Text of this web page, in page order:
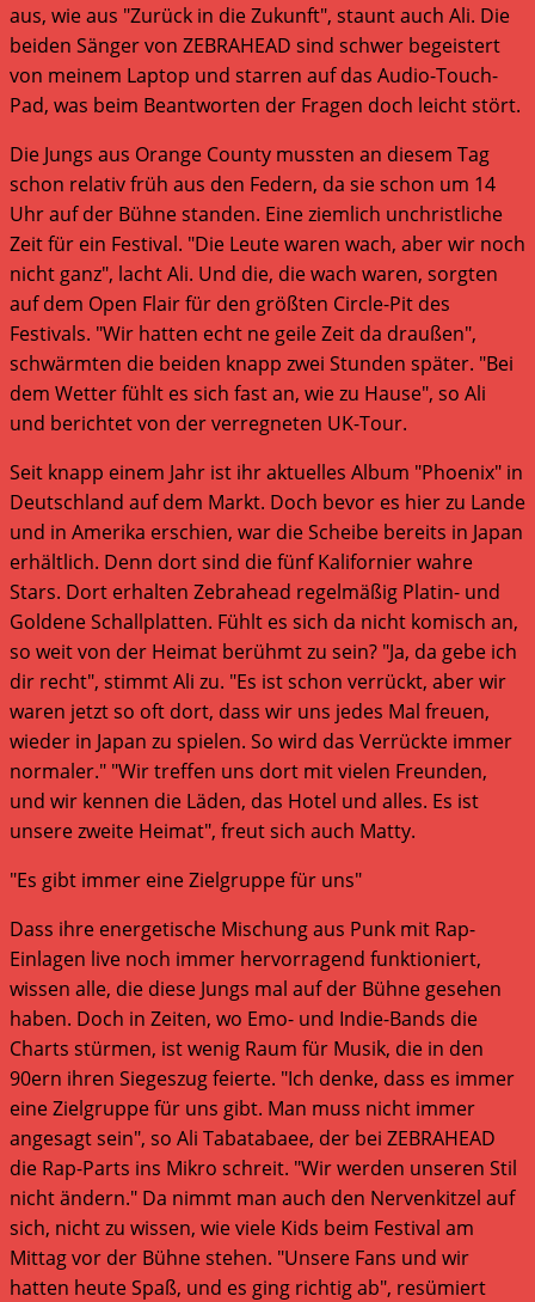
aus, wie aus "Zurück in die Zukunft", staunt auch Ali. Die
beiden Sänger von ZEBRAHEAD sind schwer begeistert
von meinem Laptop und starren auf das Audio-Touch-
Pad, was beim Beantworten der Fragen doch leicht stört.
Die Jungs aus Orange County mussten an diesem Tag
schon relativ früh aus den Federn, da sie schon um 14
Uhr auf der Bühne standen. Eine ziemlich unchristliche
Zeit für ein Festival. "Die Leute waren wach, aber wir noch
nicht ganz", lacht Ali. Und die, die wach waren, sorgten
auf dem Open Flair für den größten Circle-Pit des
Festivals. "Wir hatten echt ne geile Zeit da draußen",
schwärmten die beiden knapp zwei Stunden später. "Bei
dem Wetter fühlt es sich fast an, wie zu Hause", so Ali
und berichtet von der verregneten UK-Tour.
Seit knapp einem Jahr ist ihr aktuelles Album "Phoenix" in
Deutschland auf dem Markt. Doch bevor es hier zu Lande
und in Amerika erschien, war die Scheibe bereits in Japan
erhältlich. Denn dort sind die fünf Kalifornier wahre
Stars. Dort erhalten Zebrahead regelmäßig Platin- und
Goldene Schallplatten. Fühlt es sich da nicht komisch an,
so weit von der Heimat berühmt zu sein? "Ja, da gebe ich
dir recht", stimmt Ali zu. "Es ist schon verrückt, aber wir
waren jetzt so oft dort, dass wir uns jedes Mal freuen,
wieder in Japan zu spielen. So wird das Verrückte immer
normaler." "Wir treffen uns dort mit vielen Freunden,
und wir kennen die Läden, das Hotel und alles. Es ist
unsere zweite Heimat", freut sich auch Matty.
"Es gibt immer eine Zielgruppe für uns"
Dass ihre energetische Mischung aus Punk mit Rap-
Einlagen live noch immer hervorragend funktioniert,
wissen alle, die diese Jungs mal auf der Bühne gesehen
haben. Doch in Zeiten, wo Emo- und Indie-Bands die
Charts stürmen, ist wenig Raum für Musik, die in den
90ern ihren Siegeszug feierte. "Ich denke, dass es immer
eine Zielgruppe für uns gibt. Man muss nicht immer
angesagt sein", so Ali Tabatabaee, der bei ZEBRAHEAD
die Rap-Parts ins Mikro schreit. "Wir werden unseren Stil
nicht ändern." Da nimmt man auch den Nervenkitzel auf
sich, nicht zu wissen, wie viele Kids beim Festival am
Mittag vor der Bühne stehen. "Unsere Fans und wir
hatten heute Spaß, und es ging richtig ab", resümiert